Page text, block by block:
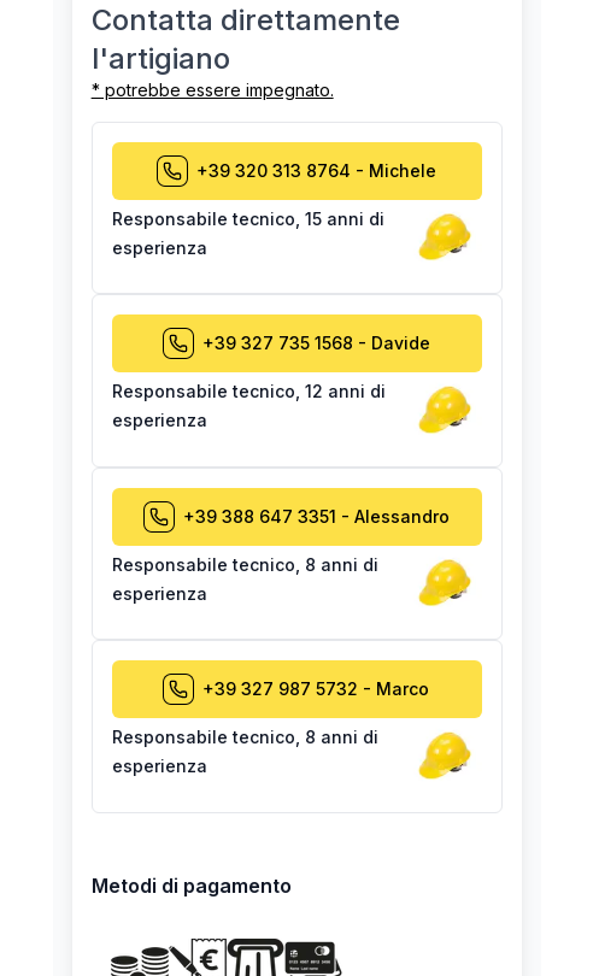
Contatta direttamente
l'artigiano
* potrebbe essere impegnato.
+39 320 313 8764 - Michele
Responsabile tecnico 15 anni di
esperienza
+39 327 735 1568 - Davide
Responsabile tecnico 12 anni di
esperienza
+39 388 647 3351 - Alessandro
Responsabile tecnico 8 anni di
esperienza
+39 327 987 5732 - Marco
Responsabile tecnico 8 anni di
esperienza
Metodi di pagamento